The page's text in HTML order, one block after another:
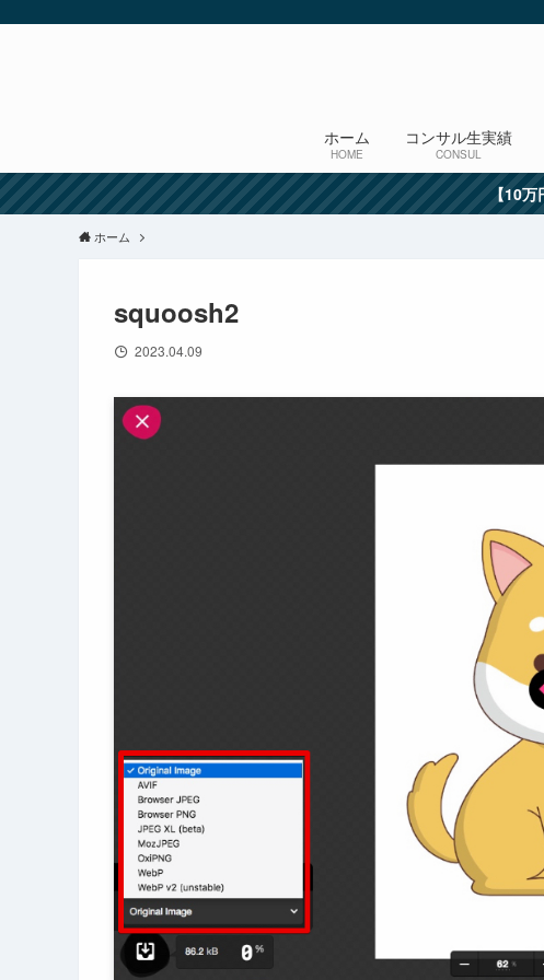
ホーム
HOME
コンサル生実績
CONSUL
【10万
ホーム
squoosh2
2023.04.09